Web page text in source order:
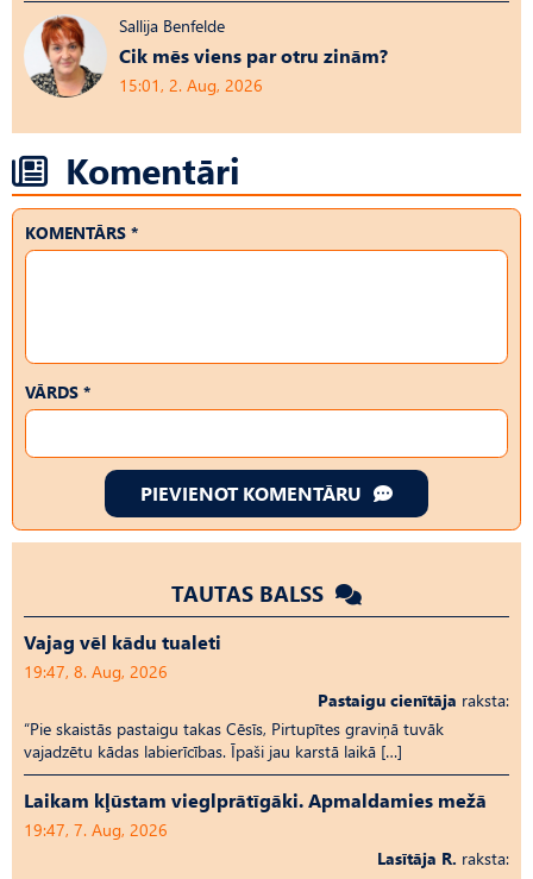
Sallija Benfelde
Cik mēs viens par otru zinām?
15:01, 2. Aug, 2026
Komentāri
KOMENTĀRS *
VĀRDS *
PIEVIENOT KOMENTĀRU
TAUTAS BALSS
Vajag vēl kādu tualeti
19:47, 8. Aug, 2026
Pastaigu cienītāja raksta:
“Pie skaistās pastaigu takas Cēsīs, Pirtupītes graviņā tuvāk
vajadzētu kādas labierīcības. Īpaši jau karstā laikā […]
Laikam kļūstam vieglprātīgāki. Apmaldamies mežā
19:47, 7. Aug, 2026
Lasītāja R. raksta: